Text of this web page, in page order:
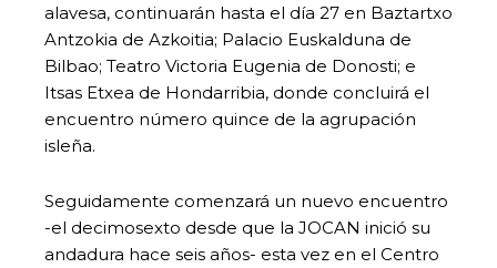
alavesa, continuarán hasta el día 27 en Baztartxo
Antzokia de Azkoitia; Palacio Euskalduna de
Bilbao; Teatro Victoria Eugenia de Donosti; e
Itsas Etxea de Hondarribia, donde concluirá el
encuentro número quince de la agrupación
isleña.
Seguidamente comenzará un nuevo encuentro
-el decimosexto desde que la JOCAN inició su
andadura hace seis años- esta vez en el Centro